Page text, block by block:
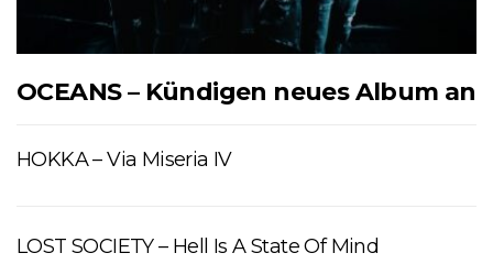
OCEANS – Kündigen neues Album an
HOKKA – Via Miseria IV
LOST SOCIETY – Hell Is A State Of Mind